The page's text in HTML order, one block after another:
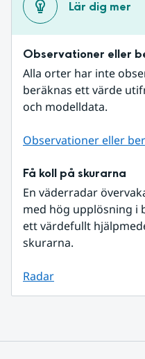
Lär dig mer
Observationer eller
Alla orter har inte
beräknas ett värde
och modelldata.
Observationer eller
Få koll på skurarna
En väderradar
med hög upplösning i
ett värdefullt
skurarna.
Radar